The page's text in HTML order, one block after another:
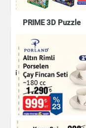
Giyim
PRIME 3D Puzzle
Oyuncak